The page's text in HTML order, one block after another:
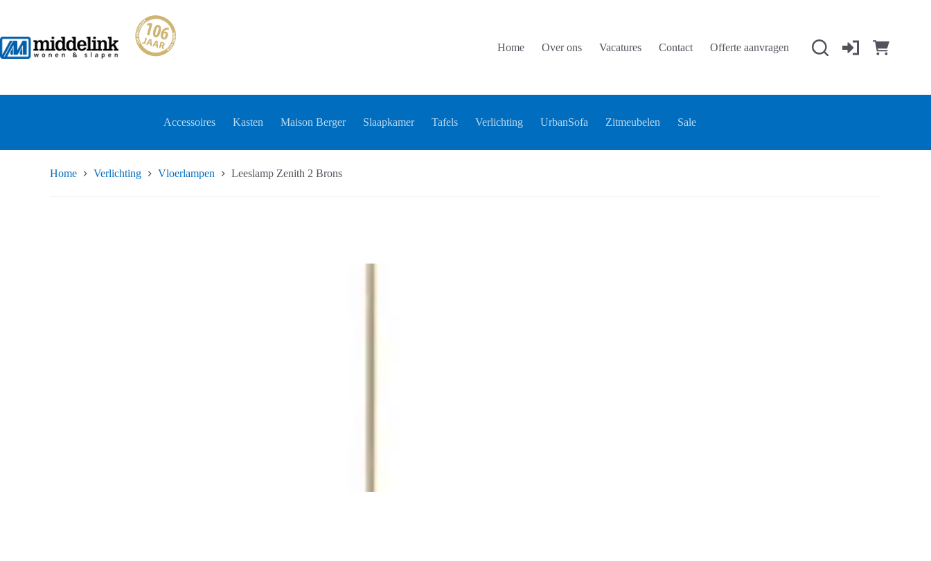
inhoud
Home Over ons Vacatures Contact Offerte aanvragen
Accessoires Kasten Maison Berger Slaapkamer Tafels Verlichting UrbanSofa Zitmeubelen Sale
Home Verlichting Vloerlampen Leeslamp Zenith 2 Brons